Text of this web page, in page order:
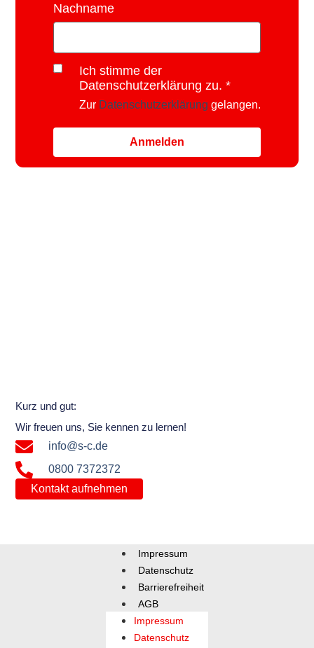
Nachname
Ich stimme der
Datenschutzerklärung zu.
Zur Datenschutzerklärung gelangen.
Anmelden
Kurz und gut:
Wir freuen uns, Sie kennen zu lernen!
info@s-c.de
0800 7372372
Kontakt aufnehmen
Impressum
Datenschutz
Barrierefreiheit
AGB
Impressum
Datenschutz